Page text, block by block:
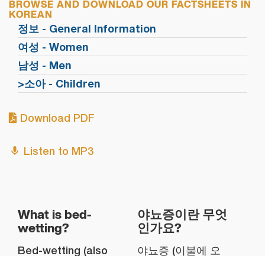
BROWSE AND DOWNLOAD OUR FACTSHEETS IN
KOREAN
정보 - General Information
여성 - Women
남성 - Men
>소아 - Children
Download PDF
Listen to MP3
What is bed-
wetting?
Bed-wetting (also
야뇨증이란 무엇
인가요?
야뇨증 (이불에 오